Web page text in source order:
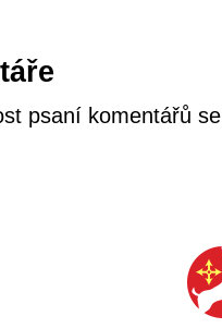
psaní komentářů se